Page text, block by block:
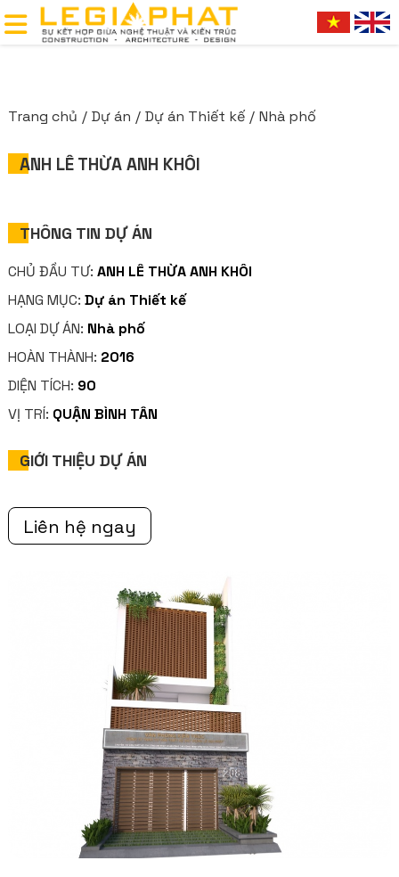
Trang chủ Dự án Dự án Thiết kế Nhà phố
ANH LÊ THỪA ANH KHÔI
THÔNG TIN DỰ ÁN
CHỦ ĐẦU TƯ: ANH LÊ THỪA ANH KHÔI
HẠNG MỤC: Dự án Thiết kế
LOẠI DỰ ÁN: Nhà phố
HOÀN THÀNH: 2016
DIỆN TÍCH: 90
VỊ TRÍ: QUẬN BÌNH TÂN
GIỚI THIỆU DỰ ÁN
Liên hệ ngay